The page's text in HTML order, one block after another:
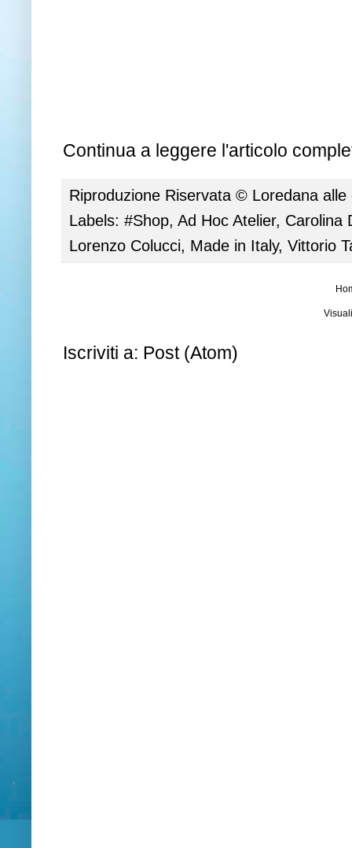
Continua a leggere l'articolo
Riproduzione Riservata © Loredana
Labels: #Shop, Ad Hoc Atelier, Carolina
Lorenzo Colucci, Made in Italy, Vittorio
Iscriviti a: Post (Atom)